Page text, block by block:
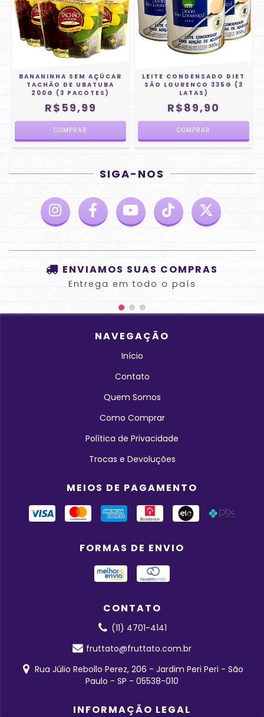
BANANINHA SEM AÇÚCAR
TACHÃO DE UBATUBA
200G (3 PACOTES)
R$59,99
LEITE CONDENSADO DIET
SÃO LOURENCO 335G (3
LATAS)
R$89,90
SIGA-NOS
ENVIAMOS SUAS COMPRAS
Entrega em todo o país
NAVEGAÇÃO
Início
Contato
Quem Somos
Como Comprar
Política de Privacidade
Trocas e Devoluções
MEIOS DE PAGAMENTO
FORMAS DE ENVIO
CONTATO
(11) 4701-4141
fruttato@fruttato.com.br
Rua Júlio Rebollo Perez, 206 - Jardim Peri Peri - São
Paulo - SP - 05538-010
INFORMAÇÃO LEGAL